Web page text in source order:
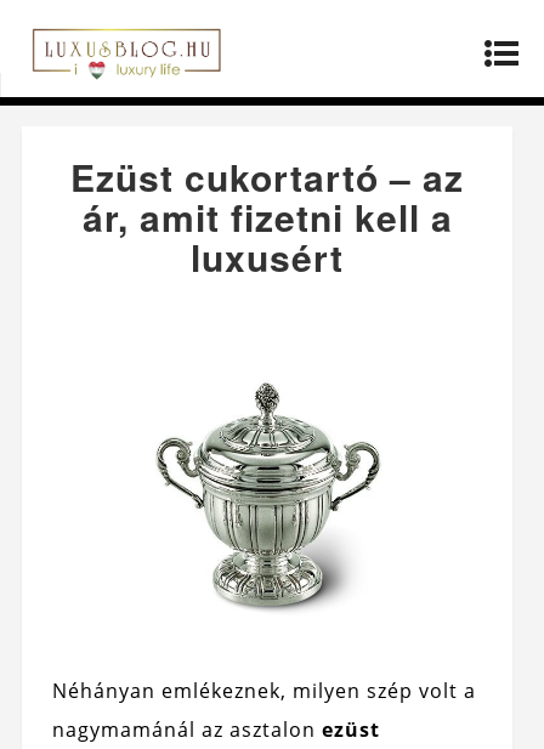
Kezdőlap»Termékek
Ezüst cukortartó – az ár,
amit fizetni kell a luxusért
Ezüst cukortartó – az
ár, amit fizetni kell a
luxusért
Néhányan emlékeznek, milyen szép volt a
nagymamánál az asztalon ezüst